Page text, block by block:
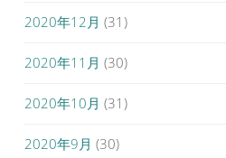
2020年12月 (31)
2020年11月 (30)
2020年10月 (31)
2020年9月 (30)